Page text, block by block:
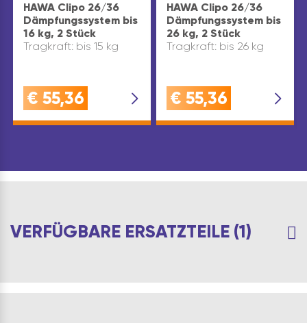
HAWA Clipo 26/36
Dämpfungssystem bis
16 kg, 2 Stück
Tragkraft: bis 15 kg
€ 55,36
HAWA Clipo 26/36
Dämpfungssystem bis
26 kg, 2 Stück
Tragkraft: bis 26 kg
€ 55,36
VERFÜGBARE ERSATZTEILE (1)